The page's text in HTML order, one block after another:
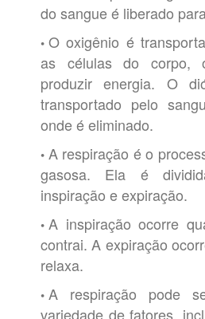
do sangue é liberado
O oxigênio é
as células do corpo,
produzir energia. O
transportado pelo
onde é eliminado.
A respiração é o
gasosa. Ela é
inspiração e expiração.
A inspiração ocorre
contrai. A expiração
relaxa.
A respiração pode
variedade de fatores,